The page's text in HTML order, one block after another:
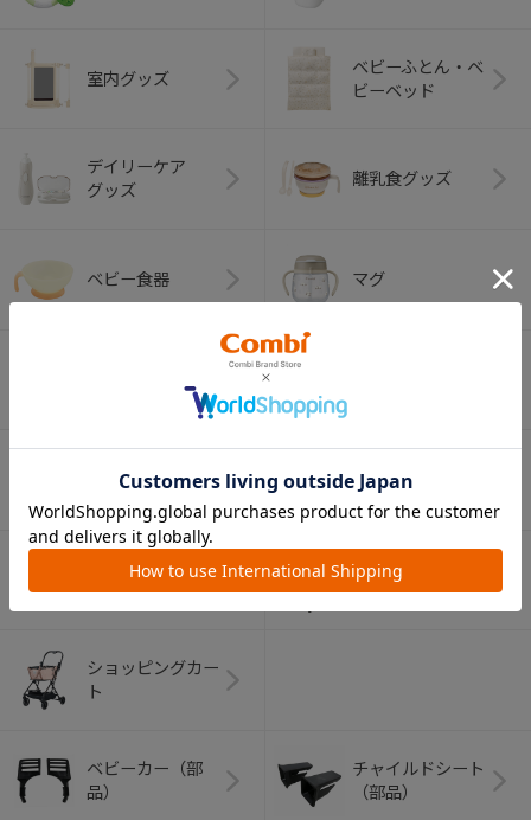
室内グッズ
ベビーふとん・ベ
ビーベッド
デイリーケア
グッズ
離乳食グッズ
ベビー食器 マグ
ン・フォーク
（お口のケア）
ベビートイ
アウトドアグッズ
（ヘルメット）
ペット用品
ショッピングカー
ト
ベビーカー（部
品）
チャイルドシート
（部品）